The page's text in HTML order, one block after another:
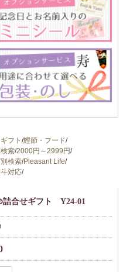
フト /鰹節・フード/
索/2000円～2999円/
検索/Pleasant Life/
対応/
詰合せギフト Y24-01